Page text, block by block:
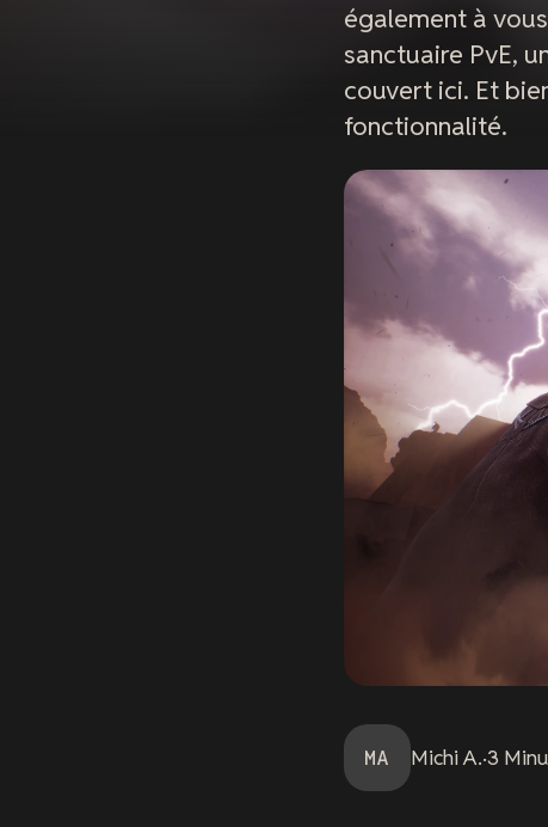
également à
sanctuaire PvE,
couvert ici. Et
fonctionnalité.
MA MichiA.·3